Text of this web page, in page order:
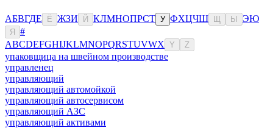
АБВГДЕ Ё ЖЗИ Й КЛМНОПРСТ У ФХЦЧШ Ы ЭЮ
Я
#
ABCDEFGHIJKLMNOPQRSTUVWX Y Z
упаковщица на швейном производстве
управленец
управляющий
управляющий автомойкой
управляющий автосервисом
управляющий АЗС
управляющий активами